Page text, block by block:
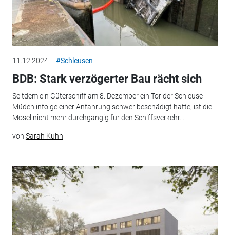
11.12.2024 #Schleusen
BDB: Stark verzögerter Bau rächt sich
Seitdem ein Güterschiff am 8. Dezember ein Tor der Schleuse
Müden infolge einer Anfahrung schwer beschädigt hatte, ist die
Mosel nicht mehr durchgängig für den Schiffsverkehr...
von Sarah Kuhn